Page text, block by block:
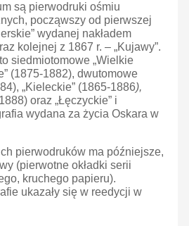
są pierwodruki ośmiu
począwszy od pierwszej
wydanej nakładem
kolejnej z 1867 r. – „Kujawy”.
siedmiotomowe „Wielkie
(1875-1882), dwutomowe
„Kieleckie” (1865-1886),
oraz „Łęczyckie” i
wydana za życia Oskara w
pierwodruków ma późniejsze,
(pierwotne okładki serii
kruchego papieru).
ukazały się w reedycji w